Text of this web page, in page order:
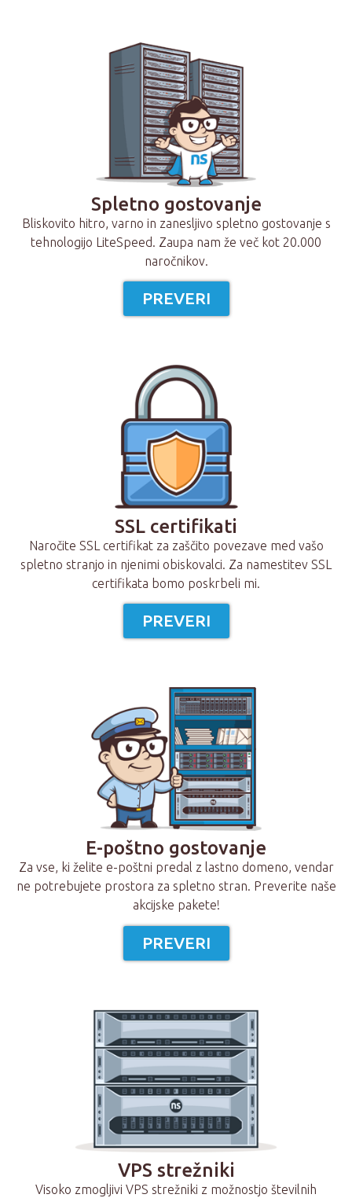
Spletno gostovanje
Bliskovito hitro, varno in zanesljivo spletno gostovanje s
tehnologijo LiteSpeed. Zaupa nam že več kot 20.000
naročnikov.
PREVERI
SSL certifikati
Naročite SSL certifikat za zaščito povezave med vašo
spletno stranjo in njenimi obiskovalci. Za namestitev SSL
certifikata bomo poskrbeli mi.
PREVERI
E-poštno gostovanje
Za vse, ki želite e-poštni predal z lastno domeno, vendar
ne potrebujete prostora za spletno stran. Preverite naše
akcijske pakete!
PREVERI
VPS strežniki
Visoko zmogljivi VPS strežniki z možnostjo številnih